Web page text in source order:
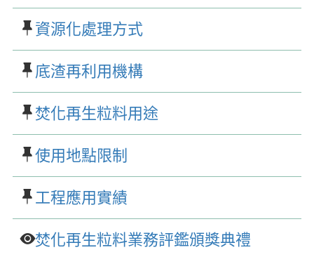
資源化處理方式
底渣再利用機構
焚化再生粒料用途
使用地點限制
工程應用實績
焚化再生粒料業務評鑑頒獎典禮